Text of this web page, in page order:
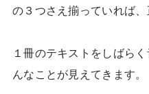
の３つさえ揃っていれば、
１冊のテキストをしばら
んなことが見えてきます。